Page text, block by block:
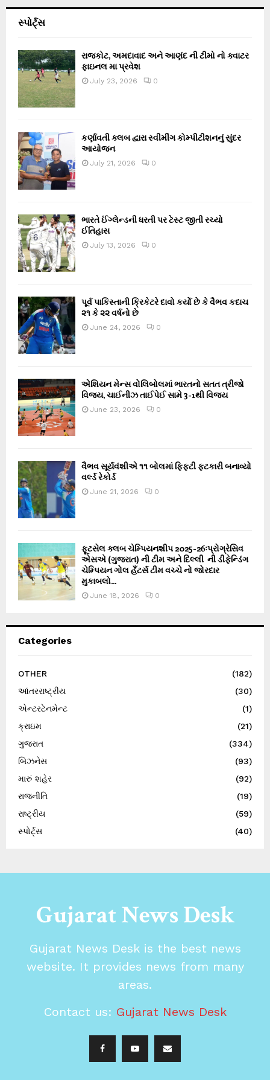
સ્પોર્ટ્સ
રાજકોટ, અમદાવાદ અને આણંદ ની ટીમો નો ક્વાટર
ફાઇનલ મા પ્રવેશ
July 23, 2026 0
કર્ણાવતી ક્લબ દ્વારા સ્વીમીંગ કોમ્પીટીશનનું સુંદર
આયોજન
July 21, 2026 0
ભારતે ઈંગ્લેન્ડની ધરતી પર ટેસ્ટ જીતી રચ્યો
ઈતિહાસ
July 13, 2026 0
પૂર્વ પાકિસ્તાની ક્રિકેટરે દાવો કર્યો છે કે વૈભવ કદાચ
૨૧ કે ૨૨ વર્ષનો છે
June 24, 2026 0
એશિયન મેન્સ વોલિબોલમાં ભારતનો સતત ત્રીજો
વિજય, ચાઈનીઝ તાઈપેઈ સામે 3-1થી વિજય
June 23, 2026 0
વૈભવ સૂર્યવંશીએ ૧૧ બોલમાં ફિફ્ટી ફટકારી બનાવ્યો
વર્લ્ડ રેકોર્ડ
June 21, 2026 0
ફૂટસેલ ક્લબ ચેમ્પિયનશીપ 2025-26ઃપ્રોગ્રેસિવ
એસએ (ગુજરાત) ની ટીમ અને દિલ્લી ની ડીફેન્ડિંગ
ચેમ્પિયન ગોલ હઁટર્સ ટીમ વચ્ચે નો જોરદાર
મુકાબલો...
June 18, 2026 0
Categories
OTHER
(182)
આંતરરાષ્ટ્રીય
(30)
એન્ટરટેનમેન્ટ
(1)
ક્રાઇમ
(21)
ગુજરાત
(334)
બિઝનેસ
(93)
મારું શહેર
(92)
રાજનીતિ
(19)
રાષ્ટ્રીય
(59)
સ્પોર્ટ્સ
(40)
Gujarat News Desk
Gujarat News Desk is the best news
website. It provides news from many
areas.
Contact us: Gujarat News Desk